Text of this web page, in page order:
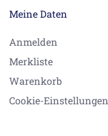
Meine Daten
Anmelden
Merkliste
Warenkorb
Cookie-Einstellungen